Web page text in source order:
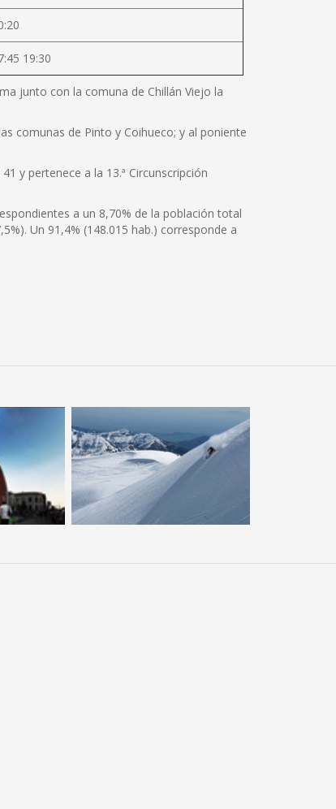
19:30
junto con la comuna de Chillán Viejo la
comunas de Pinto y Coihueco; y al poniente
y pertenece a la 13.ª Circunscripción
a un 8,70% de la población total
Un 91,4% (148.015 hab.) corresponde a